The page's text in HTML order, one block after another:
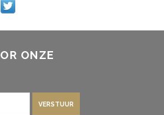
ONZE
VERSTUUR